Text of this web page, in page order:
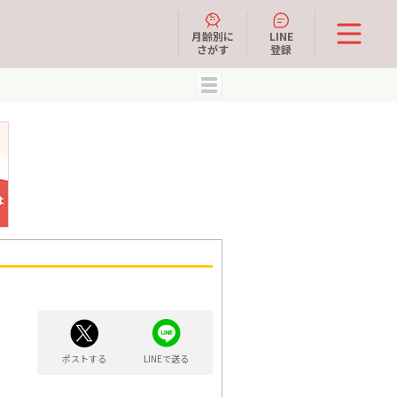
月齢別に
さがす
LINE
登録
ポストする LINEで送る